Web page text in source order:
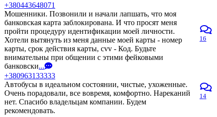
+380443648071
Мошенники. Позвонили и начали лапшать, что моя
банковская карта заблокирована. И что просят меня
пройти процедуру идентификации моей личности.
Хотели вытянуть из меня данные моей карты - номер
карты, срок действия карты, cvv - Код. Будьте
внимательны при общении с этими фейковыми
банковски...
16
+380963133333
Автобусы в идеальном состоянии, чистые, ухоженные.
Очень порадовали, все вовремя, комфортно. Нареканий
нет. Спасибо владельцам компании. Будем
рекомендовать.
14